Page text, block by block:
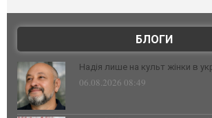
БЛОГИ
Надія лише на культ жінки в
06.08.2026 08:49